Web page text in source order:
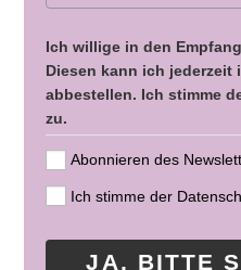
Ich willige in den
Diesen kann ich jederzeit
abbestellen. Ich stimme
zu.
Abonnieren des
Ich stimme der
JA, BITTE